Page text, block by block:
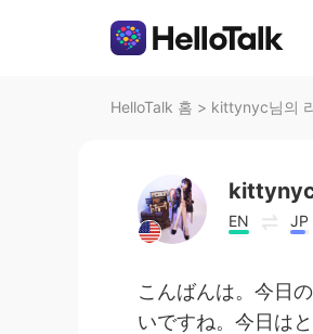
HelloTalk 홈 > kittynyc님의
EN JP
こんばんは。今日
いですね。今日は